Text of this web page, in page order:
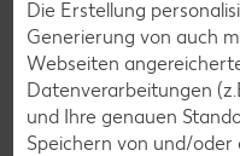
Die Erstellung
Generierung von auch
Webseiten
Datenverarbeitungen
und Ihre genauen
Speichern von und/